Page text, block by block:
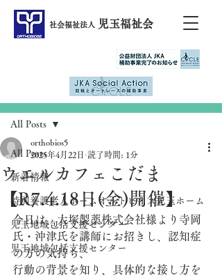
社会福祉法人 児玉福祉会
All Posts
新着情報
特別養護老人ホームオルトビオス児玉ホーム
児玉地域包括支援センター
児玉地域包括支援センター
All Posts
ウエルカフェこだま
【R7.4.18日(金)開催】
orthobios5
2025年4月22日 読了時間: 1分
今日は、大塚製薬株式会社様より寺岡
氏・沖津氏を講師にお招きし、認知症
の方の気持ち、
行動の背景を知り、具体的な接し方を